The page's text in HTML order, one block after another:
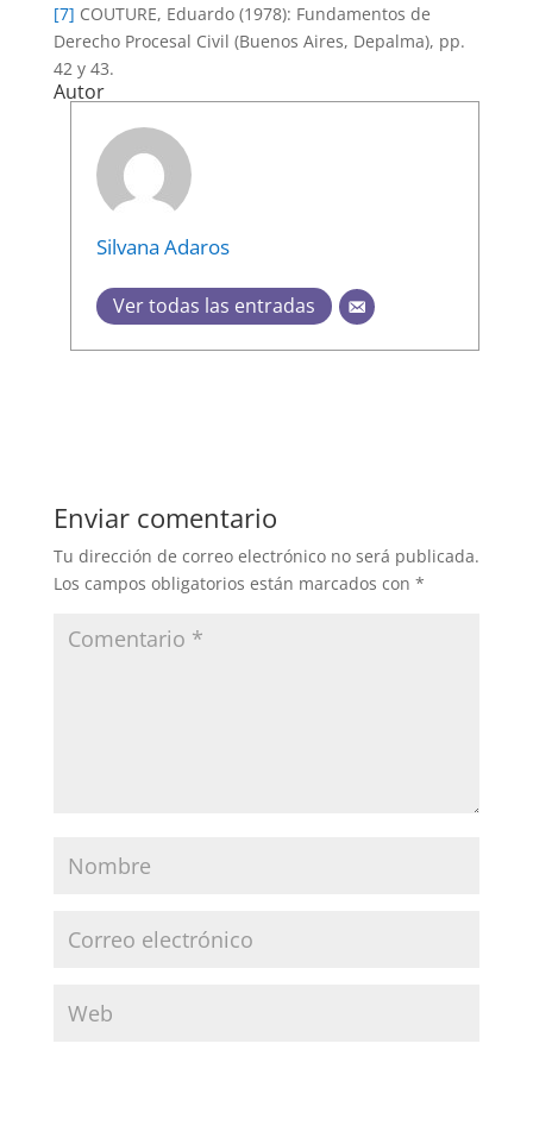
[7] COUTURE, Eduardo (1978): Fundamentos de
Derecho Procesal Civil (Buenos Aires, Depalma), pp.
42 y 43.
Autor
Silvana Adaros
Ver todas las entradas
Enviar comentario
Tu dirección de correo electrónico no será publicada.
Los campos obligatorios están marcados con *